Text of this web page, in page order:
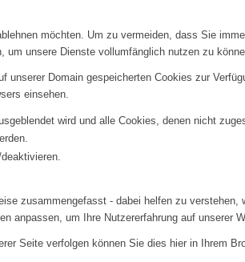
möchten. Um zu vermeiden, dass Sie
unsere Dienste vollumfänglich nutzen zu
unserer Domain gespeicherten Cookies zur
einsehen.
wird und alle Cookies, denen nicht
zusammengefasst - dabei helfen zu
anpassen, um Ihre Nutzererfahrung auf unserer
Seite verfolgen können Sie dies hier in Ihrem